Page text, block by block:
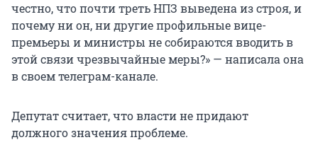
честно, что почти треть НПЗ выведена из строя, и
почему ни он, ни другие профильные вице-
премьеры и министры не собираются вводить в
этой связи чрезвычайные меры?» — написала она
в своем телеграм-канале.
Депутат считает, что власти не придают
должного значения проблеме.